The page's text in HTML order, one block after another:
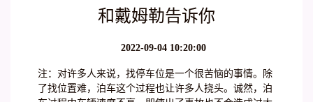
和戴姆勒告诉你
2022-09-04 10:20:00
注：对许多人来说，找停车位是一个很苦恼的事情。除
了找位置难，泊车这个过程也让许多人挠头。诚然，泊